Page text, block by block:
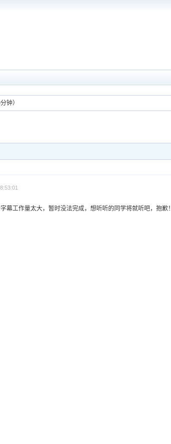
钟）
工作量太大，暂时没法完成，想听听的同学将就听吧，抱歉！